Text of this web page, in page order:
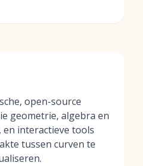
open-source
geometrie, algebra en
en interactieve tools
tussen curven te